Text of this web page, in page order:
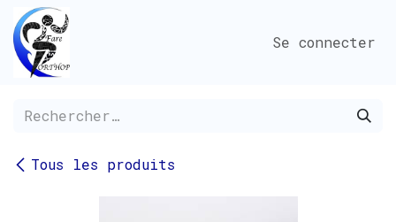
Se rendre au contenu
Se connecter
Tous les produits